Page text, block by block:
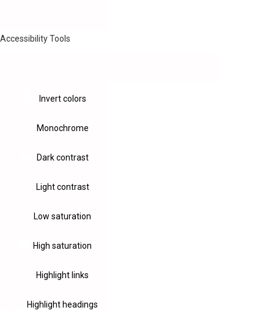
Accessibility Tools
Invert colors
Monochrome
Dark contrast
Light contrast
Low saturation
High saturation
Highlight links
Highlight headings